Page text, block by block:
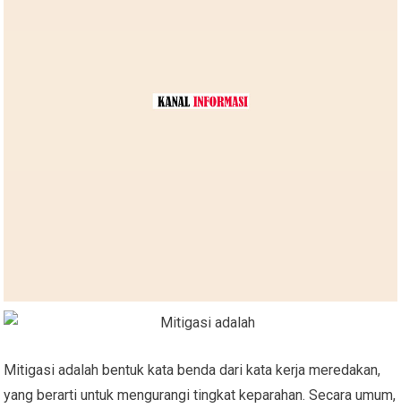
Mitigasi adalah bentuk kata benda dari kata kerja meredakan,
yang berarti untuk mengurangi tingkat keparahan. Secara umum,